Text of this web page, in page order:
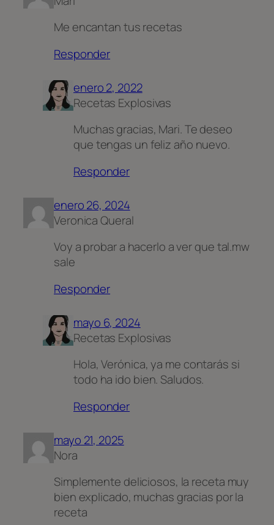
Me encantan tus recetas
Responder
enero 2, 2022
Recetas Explosivas
Muchas gracias, Mari. Te deseo
que tengas un feliz año nuevo.
Responder
enero 26, 2024
Veronica Queral
Voy a probar a hacerlo a ver que tal.mw
sale
Responder
mayo 6, 2024
Recetas Explosivas
Hola, Verónica, ya me contarás si
todo ha ido bien. Saludos.
Responder
mayo 21, 2025
Nora
Simplemente deliciosos, la receta muy
bien explicado, muchas gracias por la
receta